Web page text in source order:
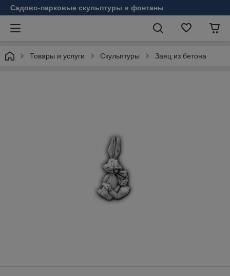
Садово-парковые скульптуры и фонтаны
Товары и услуги Скульптуры Заяц из бетона